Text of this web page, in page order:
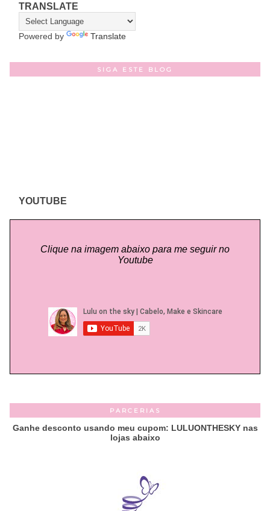
TRANSLATE
Powered by Translate
SIGA ESTE BLOG
YOUTUBE
Clique na imagem abaixo para me seguir no
Youtube
PARCERIAS
Ganhe desconto usando meu cupom: LULUONTHESKY nas
lojas abaixo